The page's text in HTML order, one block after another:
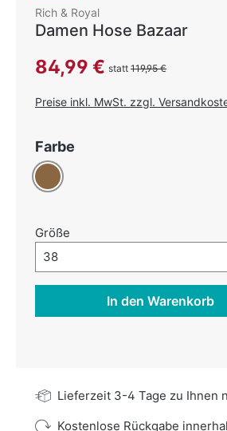
Rich & Royal
Damen Hose Bazaar
Verkaufspreis:
84,99 € statt 119,95 €
Preise inkl. MwSt. zzgl.
Farbe
Braun
Größe
Größe-Auswahl öffnen, aktuell
38
In den Warenkorb
Lieferzeit 3-4 Tage zu Ihnen
Kostenlose Rückgabe